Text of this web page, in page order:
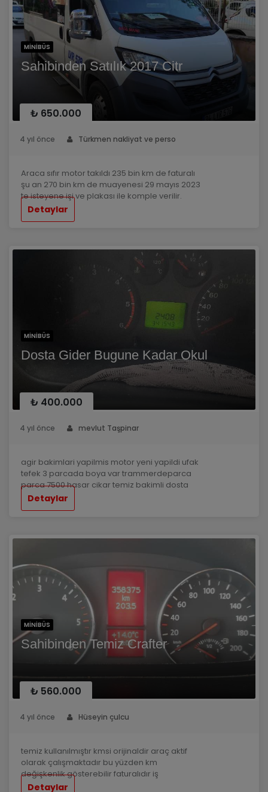
MINIBÜS
Sahibinden Satılık 2017 Citr
₺ 650.000
4 yıl önce Türkmen nakliyat ve perso
Araca sıfır motor takıldı 235 bin km de faturalı
şu an 270 bin km de muayenesi 29 mayıs 2023
te isteyene işi ve plakası ile komple verilir.
Detaylar
MINIBÜS
Dosta Gider Bugune Kadar Okul
₺ 400.000
4 yıl önce mevlut Taşpinar
agir bakimlari yapilmis motor yeni yapildi ufak
tefek 3 parcada boya var trammerdeparca
parca 7500 hasar cikar temiz bakimli dosta
gider
Detaylar
MINIBÜS
Sahibinden Temiz Crafter
₺ 560.000
4 yıl önce Hüseyin çulcu
temiz kullanılmıştır kmsi orijinaldir araç aktif
olarak çalışmaktadır bu yüzden km
değişkenlik gösterebilir faturalıdır iş
değişikliğinden ötürü satılıktır alan kişi
Detaylar